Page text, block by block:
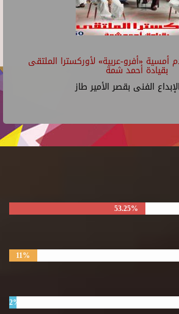
أمسية «أفرو-عربية» لأوركسترا الملتقى
بقيادة أحمد شمة
الفنى بقصر الأمير طاز
53.25%
11%
2%